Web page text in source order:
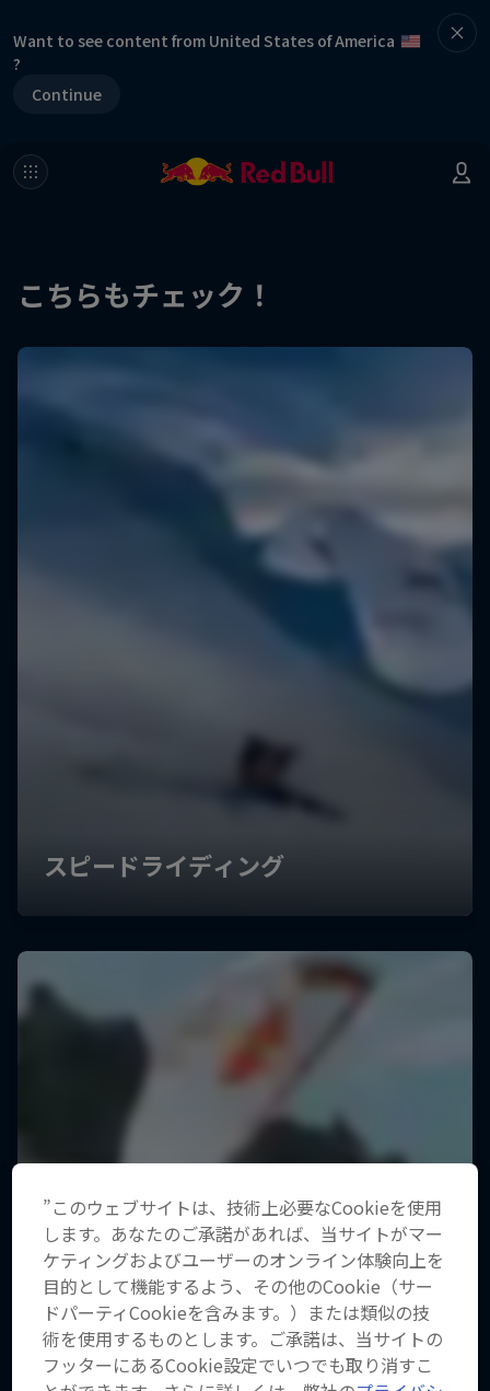
Want to see content from United States of America
?
Continue
こちらもチェック！
”このウェブサイトは、技術上必要なCookieを使用
します。あなたのご承諾があれば、当サイトがマー
ケティングおよびユーザーのオンライン体験向上を
目的として機能するよう、その他のCookie（サー
ドパーティCookieを含みます。）または類似の技
術を使用するものとします。ご承諾は、当サイトの
フッターにあるCookie設定でいつでも取り消すこ